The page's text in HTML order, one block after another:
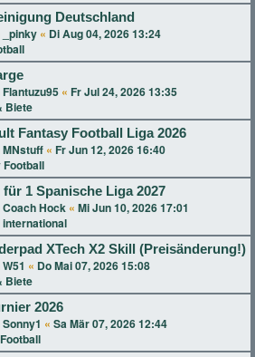
Deutschland
_pinky « Di Aug 04, 2026 13:24
Flantuzu95 « Fr Jul 24, 2026 13:35
Biete
Fantasy Football Liga 2026
MNstuff « Fr Jun 12, 2026 16:40
Football
1 Spanische Liga 2027
Coach Hock « Mi Jun 10, 2026 17:01
international
XTech X2 Skill (Preisänderung!)
W51 « Do Mai 07, 2026 15:08
Biete
2026
Sonny1 « Sa Mär 07, 2026 12:44